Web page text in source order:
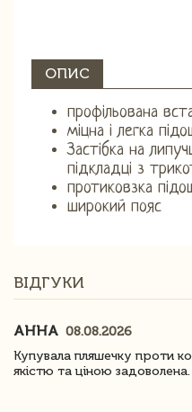
ОПИС
профільована
міцна і легка
Застібка на
підкладці з
протиковзка
широкий пояс
ВІДГУКИ
АННА 08.08.2026
Купувала пляшечку проти
якістю та ціною задоволена.